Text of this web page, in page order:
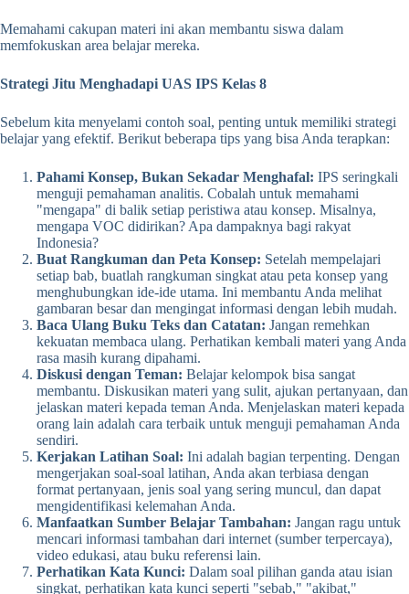
Memahami cakupan materi ini akan membantu siswa dalam
memfokuskan area belajar mereka.
Strategi Jitu Menghadapi UAS IPS Kelas 8
Sebelum kita menyelami contoh soal, penting untuk memiliki strategi
belajar yang efektif. Berikut beberapa tips yang bisa Anda terapkan:
Pahami Konsep, Bukan Sekadar Menghafal: IPS seringkali
menguji pemahaman analitis. Cobalah untuk memahami
"mengapa" di balik setiap peristiwa atau konsep. Misalnya,
mengapa VOC didirikan? Apa dampaknya bagi rakyat
Indonesia?
Buat Rangkuman dan Peta Konsep: Setelah mempelajari
setiap bab, buatlah rangkuman singkat atau peta konsep yang
menghubungkan ide-ide utama. Ini membantu Anda melihat
gambaran besar dan mengingat informasi dengan lebih mudah.
Baca Ulang Buku Teks dan Catatan: Jangan remehkan
kekuatan membaca ulang. Perhatikan kembali materi yang Anda
rasa masih kurang dipahami.
Diskusi dengan Teman: Belajar kelompok bisa sangat
membantu. Diskusikan materi yang sulit, ajukan pertanyaan, dan
jelaskan materi kepada teman Anda. Menjelaskan materi kepada
orang lain adalah cara terbaik untuk menguji pemahaman Anda
sendiri.
Kerjakan Latihan Soal: Ini adalah bagian terpenting. Dengan
mengerjakan soal-soal latihan, Anda akan terbiasa dengan
format pertanyaan, jenis soal yang sering muncul, dan dapat
mengidentifikasi kelemahan Anda.
Manfaatkan Sumber Belajar Tambahan: Jangan ragu untuk
mencari informasi tambahan dari internet (sumber terpercaya),
video edukasi, atau buku referensi lain.
Perhatikan Kata Kunci: Dalam soal pilihan ganda atau isian
singkat, perhatikan kata kunci seperti "sebab," "akibat,"